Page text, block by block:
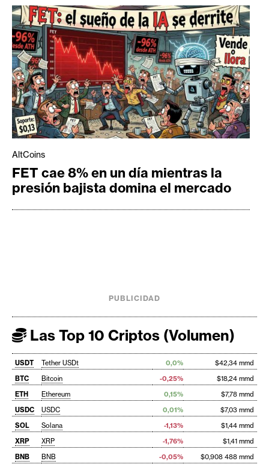
AltCoins
FET cae 8% en un día mientras la
presión bajista domina el mercado
PUBLICIDAD
Las Top 10 Criptos (Volumen)
USDT Tether USDt 0,0%
$42,34 mmd
BTC
Bitcoin -0,25%
$18,24 mmd
ETH
Ethereum 0,15%
$7,78 mmd
USDC
USDC 0,01%
$7,03 mmd
SOL
Solana -1,13%
$1,44 mmd
XRP
XRP -1,76%
$1,41 mmd
BNB
BNB -0,05% $0,908 488 mmd